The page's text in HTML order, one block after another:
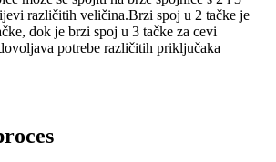
različitih veličina.Brzi spoj u 2 tačke je
dok je brzi spoj u 3 tačke za cevi
potrebe različitih priključaka